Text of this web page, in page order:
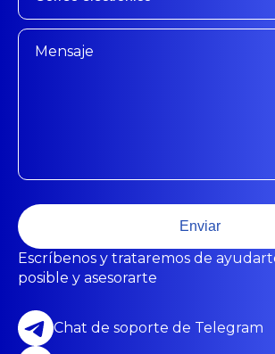
Enviar
Escríbenos y trataremos de
posible y asesorarte
Chat de soporte de Telegram